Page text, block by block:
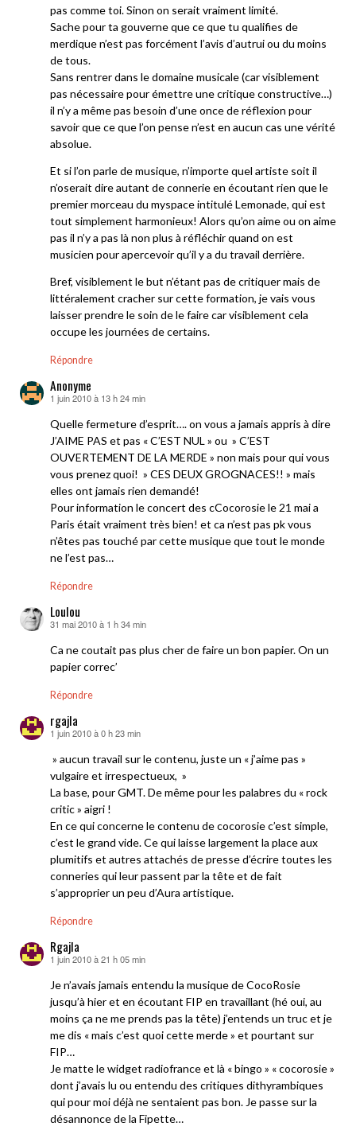
pas comme toi. Sinon on serait vraiment limité.
Sache pour ta gouverne que ce que tu qualifies de
merdique n’est pas forcément l’avis d’autrui ou du moins
de tous.
Sans rentrer dans le domaine musicale (car visiblement
pas nécessaire pour émettre une critique constructive…)
il n’y a même pas besoin d’une once de réflexion pour
savoir que ce que l’on pense n’est en aucun cas une vérité
absolue.
Et si l’on parle de musique, n’importe quel artiste soit il
n’oserait dire autant de connerie en écoutant rien que le
premier morceau du myspace intitulé Lemonade, qui est
tout simplement harmonieux! Alors qu’on aime ou on aime
pas il n’y a pas là non plus à réfléchir quand on est
musicien pour apercevoir qu’il y a du travail derrière.
Bref, visiblement le but n’étant pas de critiquer mais de
littéralement cracher sur cette formation, je vais vous
laisser prendre le soin de le faire car visiblement cela
occupe les journées de certains.
Répondre
Anonyme
dit :
1 juin 2010 à 13 h 24 min
Quelle fermeture d’esprit…. on vous a jamais appris à dire
J’AIME PAS et pas « C’EST NUL » ou » C’EST
OUVERTEMENT DE LA MERDE » non mais pour qui vous
vous prenez quoi! » CES DEUX GROGNACES!! » mais
elles ont jamais rien demandé!
Pour information le concert des cCocorosie le 21 mai a
Paris était vraiment très bien! et ca n’est pas pk vous
n’êtes pas touché par cette musique que tout le monde
ne l’est pas…
Répondre
Loulou
dit :
31 mai 2010 à 1 h 34 min
Ca ne coutait pas plus cher de faire un bon papier. On un
papier correc’
Répondre
rgajla
dit :
1 juin 2010 à 0 h 23 min
» aucun travail sur le contenu, juste un « j’aime pas »
vulgaire et irrespectueux, »
La base, pour GMT. De même pour les palabres du « rock
critic » aigri !
En ce qui concerne le contenu de cocorosie c’est simple,
c’est le grand vide. Ce qui laisse largement la place aux
plumitifs et autres attachés de presse d’écrire toutes les
conneries qui leur passent par la tête et de fait
s’approprier un peu d’Aura artistique.
Répondre
Rgajla
dit :
1 juin 2010 à 21 h 05 min
Je n’avais jamais entendu la musique de CocoRosie
jusqu’à hier et en écoutant FIP en travaillant (hé oui, au
moins ça ne me prends pas la tête) j’entends un truc et je
me dis « mais c’est quoi cette merde » et pourtant sur
FIP…
Je matte le widget radiofrance et là « bingo » « cocorosie »
dont j’avais lu ou entendu des critiques dithyrambiques
qui pour moi déjà ne sentaient pas bon. Je passe sur la
désannonce de la Fipette…